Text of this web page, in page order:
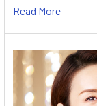
Read More